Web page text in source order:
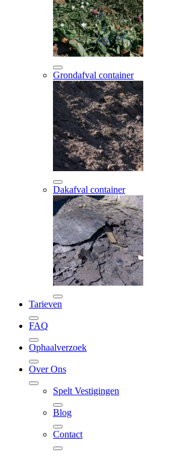
Grondafval container
Dakafval container
Tarieven
FAQ
Ophaalverzoek
Over Ons
Spelt Vestigingen
Blog
Contact